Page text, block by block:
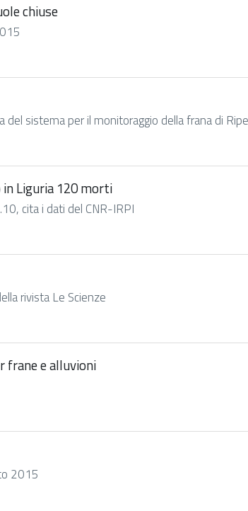
chiuse
sistema per il monitoraggio della frana di Ripe
in Liguria 120 morti
cita i dati del CNR-IRPI
rivista Le Scienze
frane e alluvioni
2015